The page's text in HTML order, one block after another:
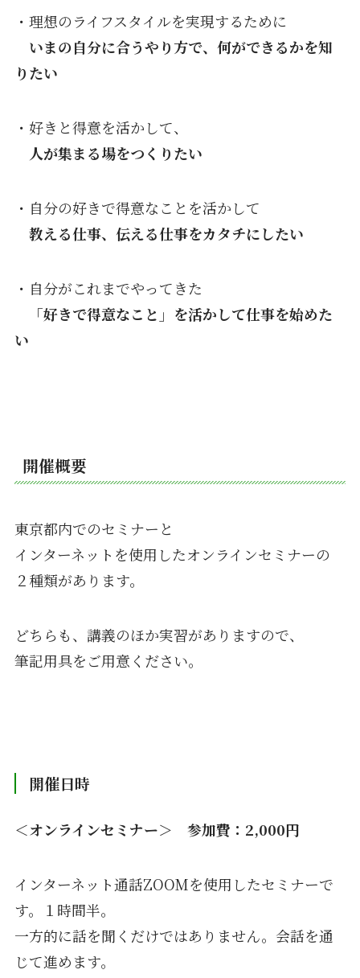
・理想のライフスタイルを実現するために
いまの自分に合うやり方で、何ができるかを知
りたい
・好きと得意を活かして、
人が集まる場をつくりたい
・自分の好きで得意なことを活かして
教える仕事、伝える仕事をカタチにしたい
・自分がこれまでやってきた
「好きで得意なこと」を活かして仕事を始めた
い
開催概要
東京都内でのセミナーと
インターネットを使用したオンラインセミナーの
２種類があります。
どちらも、講義のほか実習がありますので、
筆記用具をご用意ください。
開催日時
＜オンラインセミナー＞ 参加費：2,000円
インターネット通話ZOOMを使用したセミナーで
す。１時間半。
一方的に話を聞くだけではありません。会話を通
じて進めます。